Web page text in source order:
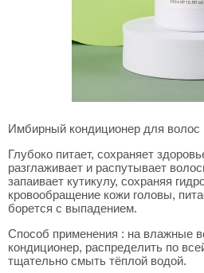
Имбирный кондиционер для волос
Глубоко питает, сохраняет
разглаживает и распутывает
запаивает кутикулу, сохраняя
кровообращение кожи головы,
борется с выпадением.
Способ применения : на влажные
кондиционер, распределить по
тщательно смыть тёплой водой.